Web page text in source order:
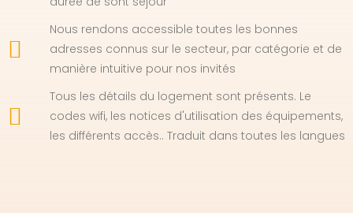
Nous rendons accessible toutes les bonnes
adresses connus sur le secteur, par catégorie et de
manière intuitive pour nos invités
Tous les détails du logement sont présents. Le
codes wifi, les notices d'utilisation des équipements,
les différents accès.. Traduit dans toutes les langues